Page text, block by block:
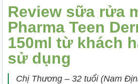
Review sữa rửa
Pharma Teen
150ml từ khách
sử dụng
Chị Thương – 32 tuổi (Nam